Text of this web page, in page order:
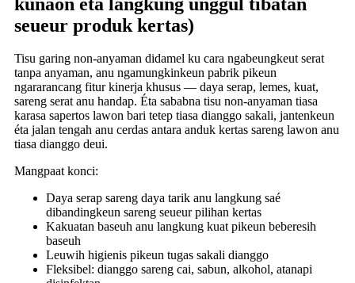
seueur produk kertas)
Tisu garing non-anyaman didamel ku cara ngabeungkeut serat
tanpa anyaman, anu ngamungkinkeun pabrik pikeun
ngararancang fitur kinerja khusus — daya serap, lemes, kuat,
sareng serat anu handap. Éta sababna tisu non-anyaman tiasa
karasa sapertos lawon bari tetep tiasa dianggo sakali, jantenkeun
éta jalan tengah anu cerdas antara anduk kertas sareng lawon anu
tiasa dianggo deui.
Mangpaat konci:
Daya serap sareng daya tarik anu langkung saé
dibandingkeun sareng seueur pilihan kertas
Kakuatan baseuh anu langkung kuat pikeun beberesih
baseuh
Leuwih higienis pikeun tugas sakali dianggo
Fleksibel: dianggo sareng cai, sabun, alkohol, atanapi